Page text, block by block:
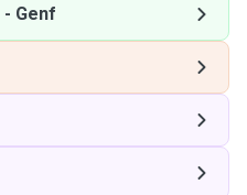
- Genf